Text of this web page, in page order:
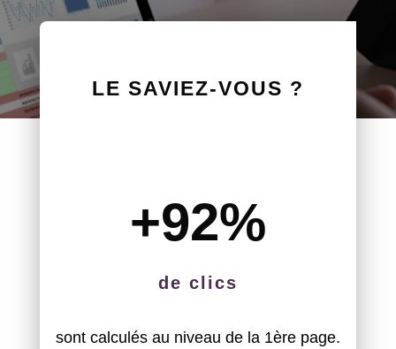
LE SAVIEZ-VOUS ?
+92%
de clics
sont calculés au niveau de la 1ère page.